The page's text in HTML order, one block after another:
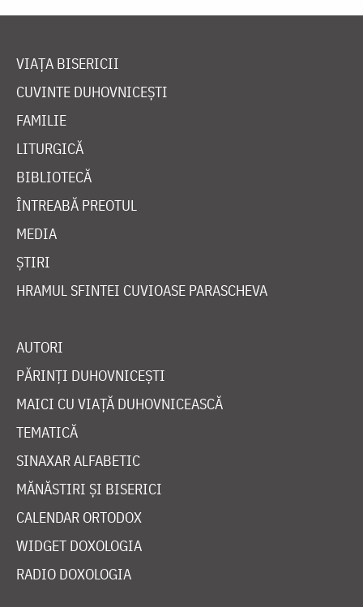
VIAȚA BISERICII
CUVINTE DUHOVNICEȘTI
FAMILIE
LITURGICĂ
BIBLIOTECĂ
ÎNTREABĂ PREOTUL
MEDIA
ȘTIRI
HRAMUL SFINTEI CUVIOASE PARASCHEVA
AUTORI
PĂRINȚI DUHOVNICEȘTI
MAICI CU VIAȚĂ DUHOVNICEASCĂ
TEMATICĂ
SINAXAR ALFABETIC
MĂNĂSTIRI ȘI BISERICI
CALENDAR ORTODOX
WIDGET DOXOLOGIA
RADIO DOXOLOGIA